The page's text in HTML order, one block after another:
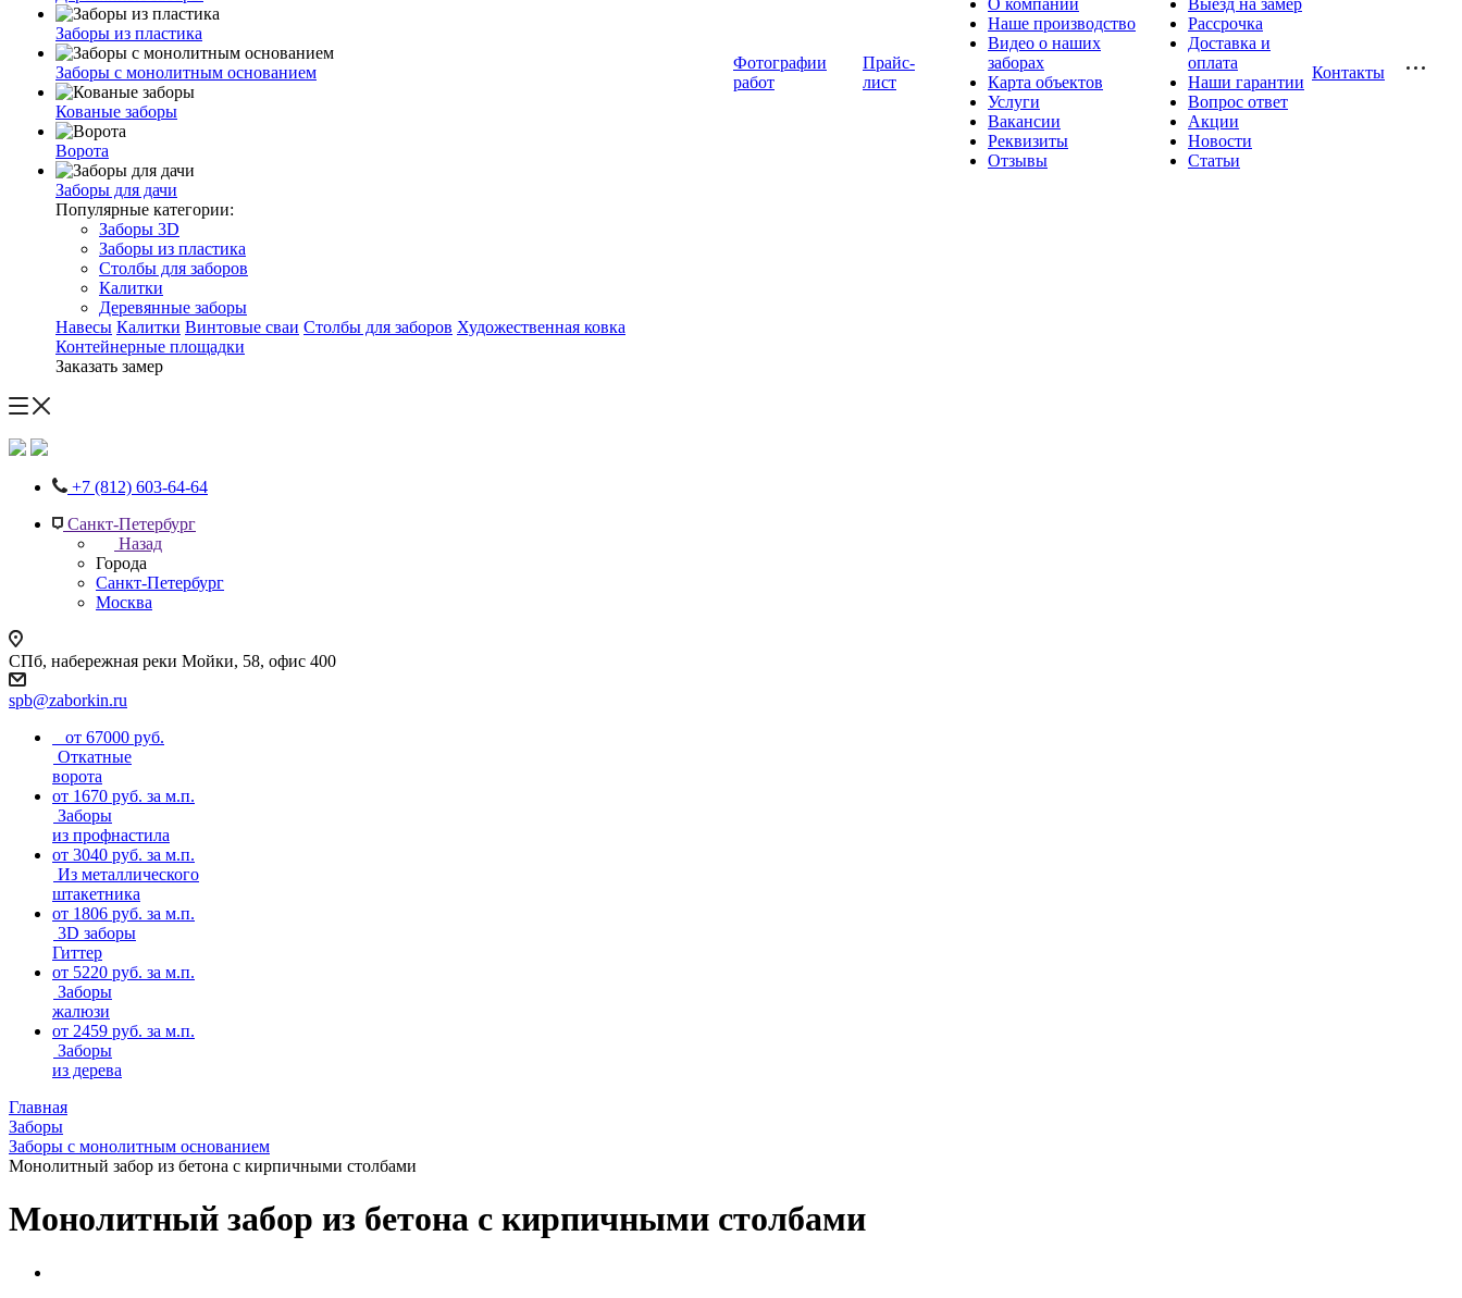
Заборы из пластика
Заборы с монолитным основанием
Кованые заборы
Ворота
Заборы для дачи
Популярные категории:
Заборы 3D
Заборы из пластика
Столбы для заборов
Калитки
Деревянные заборы
Навесы Калитки Винтовые сваи Столбы для заборов Художественная ковка
Контейнерные площадки
Заказать замер
Фотографии
работ
Прайс-
лист
О компании
Наше производство
Видео о наших
заборах
Карта объектов
Услуги
Вакансии
Реквизиты
Отзывы
Выезд на замер
Рассрочка
Доставка и
оплата
Наши гарантии
Вопрос ответ
Акции
Новости
Статьи
Контакты
+7 (812) 603-64-64
Санкт-Петербург
Назад
Города
Санкт-Петербург
Москва
СПб, набережная реки Мойки, 58, офис 400
spb@zaborkin.ru
от 67000 руб.
Откатные
ворота
от 1670 руб. за м.п.
Заборы
из профнастила
от 3040 руб. за м.п.
Из металлического
штакетника
от 1806 руб. за м.п.
3D заборы
Гиттер
от 5220 руб. за м.п.
Заборы
жалюзи
от 2459 руб. за м.п.
Заборы
из дерева
Главная
Заборы
Заборы с монолитным основанием
Монолитный забор из бетона с кирпичными столбами
Монолитный забор из бетона с кирпичными столбами